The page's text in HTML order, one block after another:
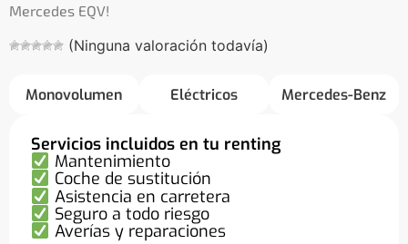
Mercedes EQV!
(Ninguna valoración todavía)
Monovolumen Eléctricos Mercedes-Benz
Servicios incluidos en tu renting
Mantenimiento
Coche de sustitución
Asistencia en carretera
Seguro a todo riesgo
Averías y reparaciones